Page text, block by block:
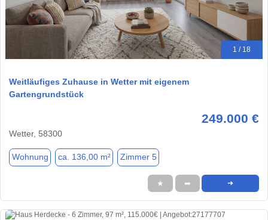
1 / 18
Weitläufiges Zuhause in Wetter mit eigenem
Gartengrundstück
249.000 €
Wetter, 58300
Wohnung ca. 136,00 m² Zimmer 5
★ ➦ ➜